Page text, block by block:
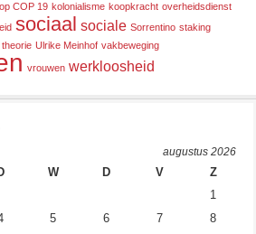
COP 19 kolonialisme koopkracht overheidsdienst
sociaal sociale Sorrentino staking
theorie Ulrike Meinhof vakbeweging
vrouwen werkloosheid
augustus 2026
W D V
Z
1
5 6 7
8